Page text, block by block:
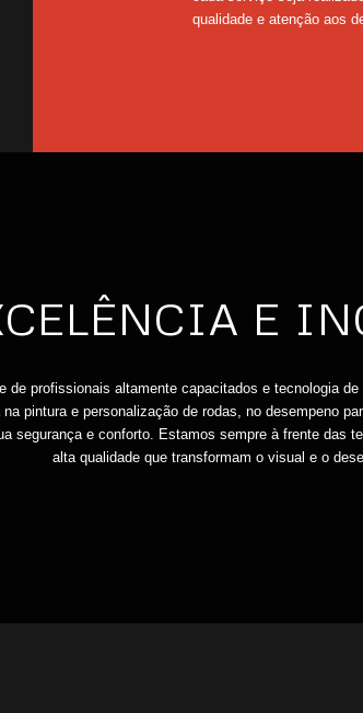
qualidade e atenção aos
E
de profissionais altamente capacitados e tecnologia
pintura e personalização de rodas, no desempeno
segurança e conforto. Estamos sempre à frente das
alta qualidade que transformam o visual e o